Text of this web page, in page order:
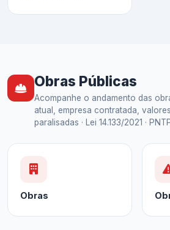
Obras Públicas
Acompanhe o andamento das
atual, empresa contratada,
paralisadas · Lei 14.133/2021 ·
Obras